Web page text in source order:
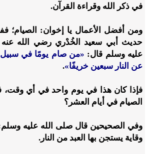
في ذكر الله وقراءة القرآن.
ومن أفضل الأعمال يا إخوان:
حديث أبي سعيد الخُدْري رضي الله عنه
عليه وسلم قال: «من صام يومًا في سبيل
عن النار سبعين خريفًا».
فإذا كان هذا في يوم واحد في أي وقت،
الصيام في أيام العشر؟
وفي الصحيحين قال صلى الله عليه
وقاية يستجن بها العبد من النار.